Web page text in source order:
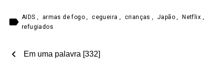
label AIDS , armas de fogo, cegueira , crianças, Japão, Netflix ,
refugiados
chevron_left Em uma palavra [332]